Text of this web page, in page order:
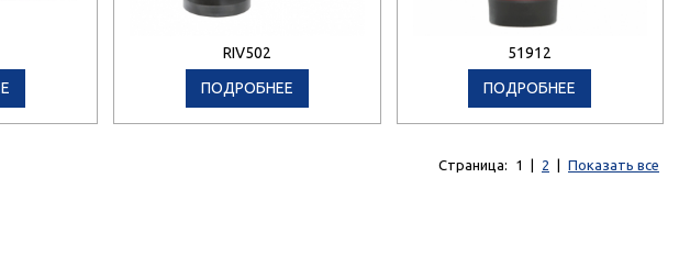
RIV502
ПОДРОБНЕЕ
51912
ПОДРОБНЕЕ
Страница: 1 2 Показать все